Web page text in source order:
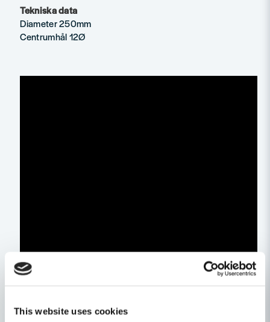
This website uses cookies
Tekniska data
Diameter 250mm
Centrumhål 12Ø